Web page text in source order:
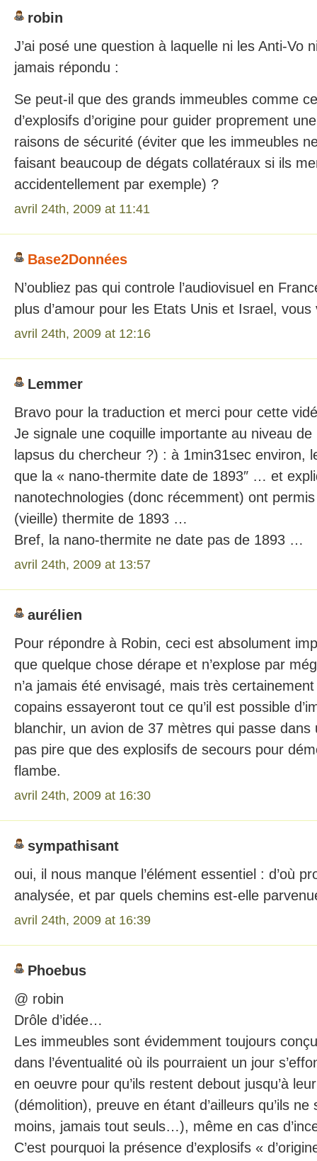
robin
J’ai posé une question à laquelle ni les Anti-Vo
jamais répondu :
Se peut-il que des grands immeubles comme
d’explosifs d’origine pour guider proprement
raisons de sécurité (éviter que les immeubles
faisant beaucoup de dégats collatéraux si ils
accidentellement par exemple) ?
avril 24th, 2009 at 11:41
Base2Données
N’oubliez pas qui controle l’audiovisuel en
plus d’amour pour les Etats Unis et Israel,
avril 24th, 2009 at 12:16
Lemmer
Bravo pour la traduction et merci pour cette
Je signale une coquille importante au niveau
lapsus du chercheur ?) : à 1min31sec environ,
que la « nano-thermite date de 1893″ … et
nanotechnologies (donc récemment) ont
(vieille) thermite de 1893 …
Bref, la nano-thermite ne date pas de 1893 …
avril 24th, 2009 at 13:57
aurélien
Pour répondre à Robin, ceci est absolument
que quelque chose dérape et n’explose par
n’a jamais été envisagé, mais très
copains essayeront tout ce qu’il est possible
blanchir, un avion de 37 mètres qui passe dans
pas pire que des explosifs de secours pour
flambe.
avril 24th, 2009 at 16:30
sympathisant
oui, il nous manque l’élément essentiel : d’où
analysée, et par quels chemins est-elle
avril 24th, 2009 at 16:39
Phoebus
@ robin
Drôle d’idée…
Les immeubles sont évidemment toujours
dans l’éventualité où ils pourraient un jour
en oeuvre pour qu’ils restent debout jusqu’à
(démolition), preuve en étant d’ailleurs qu’ils ne
moins, jamais tout seuls…), même en cas
C’est pourquoi la présence d’explosifs «